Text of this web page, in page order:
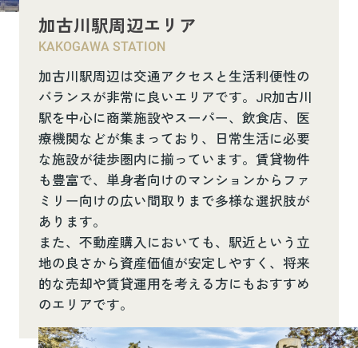
加古川駅周辺エリア
KAKOGAWA STATION
加古川駅周辺は交通アクセスと生活利便性の
バランスが非常に良いエリアです。JR加古川
駅を中心に商業施設やスーパー、飲食店、医
療機関などが集まっており、日常生活に必要
な施設が徒歩圏内に揃っています。賃貸物件
も豊富で、単身者向けのマンションからファ
ミリー向けの広い間取りまで多様な選択肢が
あります。
また、不動産購入においても、駅近という立
地の良さから資産価値が安定しやすく、将来
的な売却や賃貸運用を考える方にもおすすめ
のエリアです。